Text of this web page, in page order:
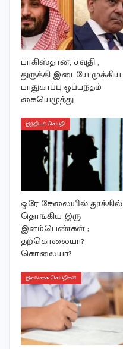
பாகிஸ்தான், சவுதி ,
துருக்கி இடையே முக்கிய
பாதுகாப்பு ஒப்பந்தம்
கையெழுத்து
இந்தியச் செய்தி
ஒரே சேலையில் தூக்கில்
தொங்கிய இரு
இளம்பெண்கள் ;
தற்கொலையா?
கொலையா?
இலங்கை செய்திகள்